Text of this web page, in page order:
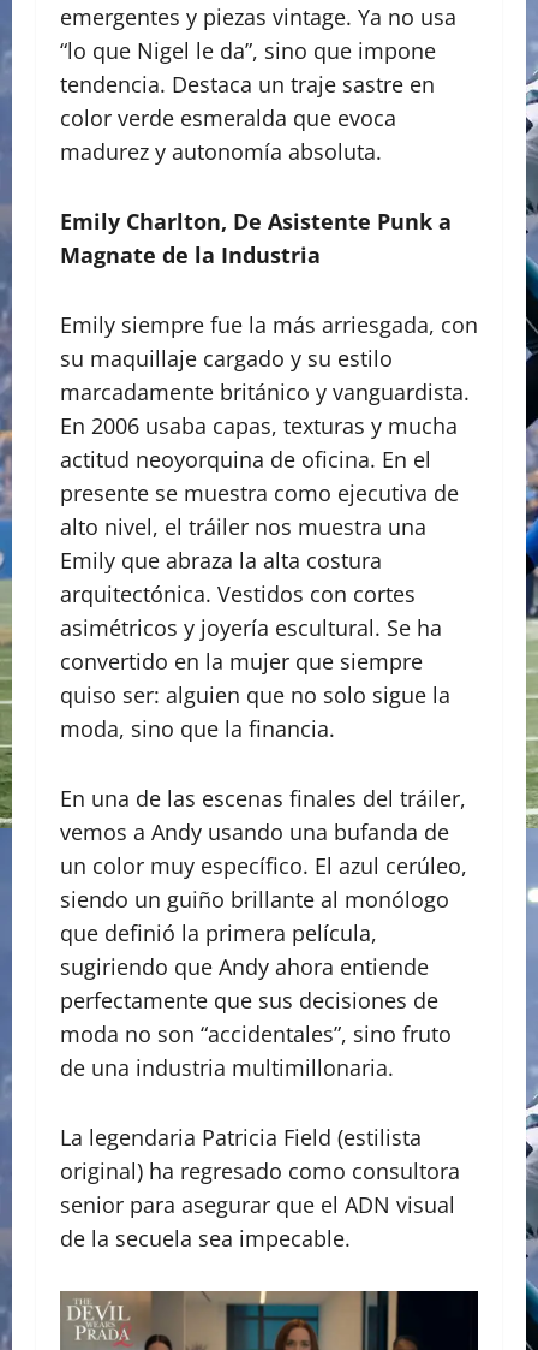
emergentes y piezas vintage. Ya no usa
“lo que Nigel le da”, sino que impone
tendencia. Destaca un traje sastre en
color verde esmeralda que evoca
madurez y autonomía absoluta.
Emily Charlton, De Asistente Punk a
Magnate de la Industria
​Emily siempre fue la más arriesgada, con
su maquillaje cargado y su estilo
marcadamente británico y vanguardista.
En 2006 usaba capas, texturas y mucha
actitud neoyorquina de oficina. En el
presente se muestra como ejecutiva de
alto nivel, el tráiler nos muestra una
Emily que abraza la alta costura
arquitectónica. Vestidos con cortes
asimétricos y joyería escultural. Se ha
convertido en la mujer que siempre
quiso ser: alguien que no solo sigue la
moda, sino que la financia.
​En una de las escenas finales del tráiler,
vemos a Andy usando una bufanda de
un color muy específico. El azul cerúleo,
siendo un guiño brillante al monólogo
que definió la primera película,
sugiriendo que Andy ahora entiende
perfectamente que sus decisiones de
moda no son “accidentales”, sino fruto
de una industria multimillonaria.
La legendaria Patricia Field (estilista
original) ha regresado como consultora
senior para asegurar que el ADN visual
de la secuela sea impecable.